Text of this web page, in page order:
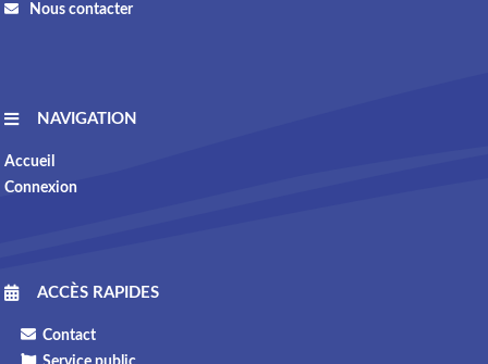
Nous contacter
NAVIGATION
Accueil
Connexion
ACCÈS RAPIDES
Contact